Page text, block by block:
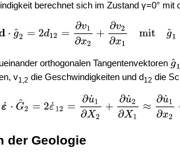
berechnet sich im Zustand γ=0° mit
orthogonalen Tangentenvektoren
v1,2 die Geschwindigkeiten und d12 die
der Geologie